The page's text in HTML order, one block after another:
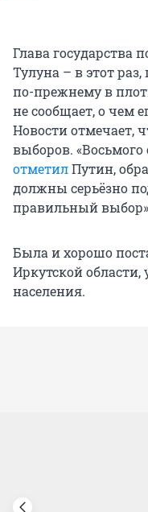
Глава государства
Тулуна – в этот
по-прежнему в
не сообщает, о чем
Новости отмечает,
выборов. «Восьмого
отметилПутин,
должны серьёзно
правильный выбор»,
Была и хорошо
Иркутской
населения.